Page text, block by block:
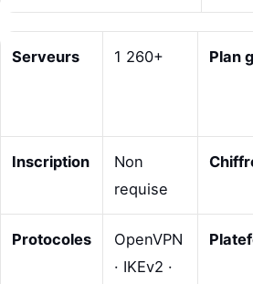
Serveurs 1 260+ Plan
Inscription
Non
requise
Protocoles
OpenVPN
· IKEv2 ·